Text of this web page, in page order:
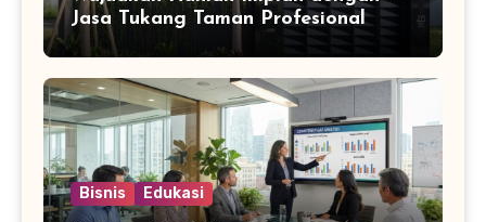
Jasa Tukang Taman Profesional
Bisnis Edukasi